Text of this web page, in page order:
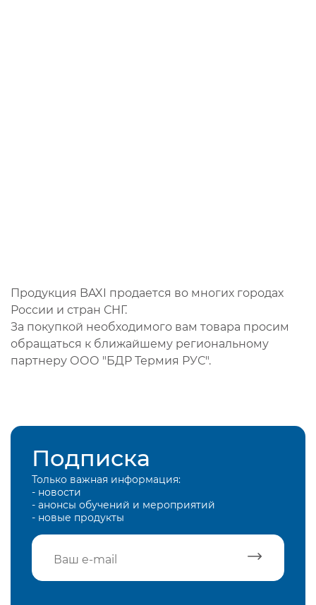
Продукция BAXI продается во многих городах
России и стран СНГ.
За покупкой необходимого вам товара просим
обращаться к ближайшему региональному
партнеру ООО "БДР Термия РУС".
Подписка
Только важная информация:
- новости
- анонсы обучений и мероприятий
- новые продукты